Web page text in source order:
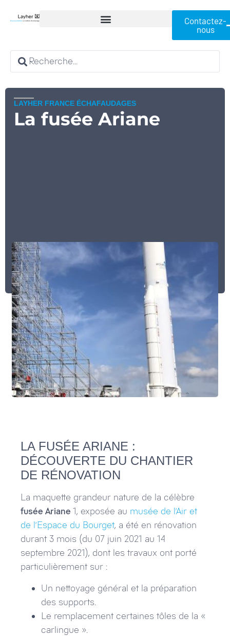
Contactez-
nous
LAYHER FRANCE ÉCHAFAUDAGES
La fusée Ariane
LA FUSÉE ARIANE :
DÉCOUVERTE DU CHANTIER
DE RÉNOVATION
La maquette grandeur nature de la célèbre
fusée Ariane 1, exposée au musée de l’Air et
de l’Espace du Bourget, a été en rénovation
durant 3 mois (du 07 juin 2021 au 14
septembre 2021), dont les travaux ont porté
particulièrement sur :
Un nettoyage général et la préparation
des supports.
Le remplacement certaines tôles de la «
carlingue ».